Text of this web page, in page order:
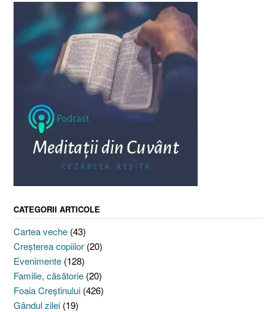
CATEGORII ARTICOLE
Cartea veche (43)
Creşterea copiilor (20)
Evenimente (128)
Familie, căsătorie (20)
Foaia Creştinului (426)
Gândul zilei (19)